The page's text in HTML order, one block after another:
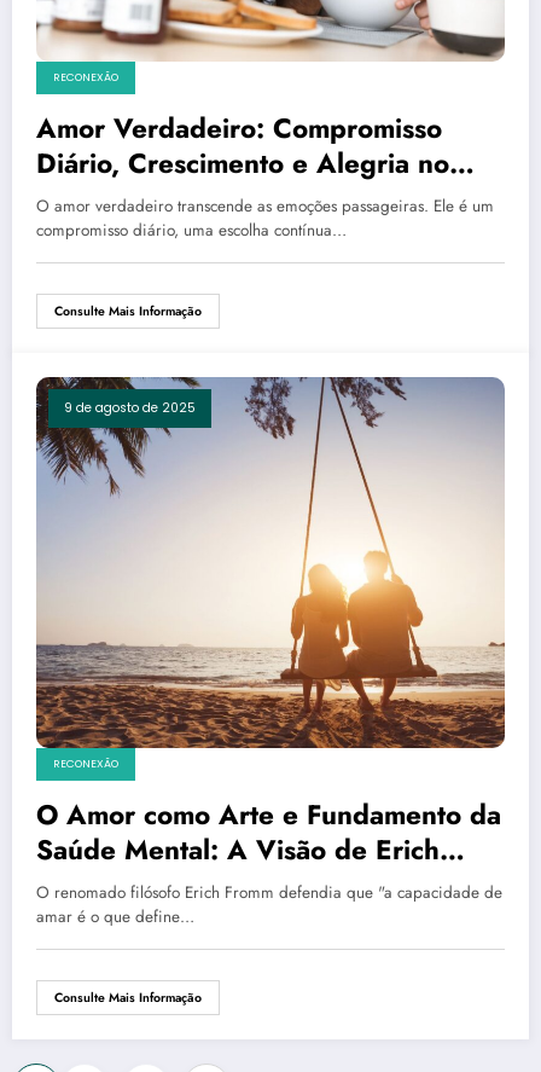
RECONEXÃO
Amor Verdadeiro: Compromisso
Diário, Crescimento e Alegria no
Casamento
O amor verdadeiro transcende as emoções passageiras. Ele é um
compromisso diário, uma escolha contínua…
Consulte Mais Informação
9 de agosto de 2025
RECONEXÃO
O Amor como Arte e Fundamento da
Saúde Mental: A Visão de Erich
Fromm
O renomado filósofo Erich Fromm defendia que "a capacidade de
amar é o que define…
Consulte Mais Informação